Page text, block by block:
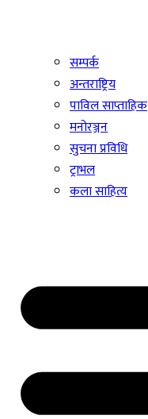
सम्पर्क
अन्तराष्ट्रिय
पाविल साप्ताहिक
मनोरञ्जन
सुचना प्रविधि
ट्राभल
कला साहित्य